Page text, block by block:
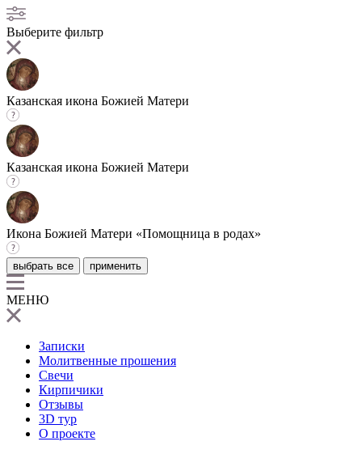
Выберите фильтр
Казанская икона Божией Матери
Казанская икона Божией Матери
Икона Божией Матери «Помощница в родах»
выбрать все применить
МЕНЮ
Записки
Молитвенные прошения
Свечи
Кирпичики
Отзывы
3D тур
О проекте